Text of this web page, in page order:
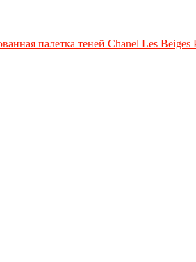
палетка теней Chanel Les